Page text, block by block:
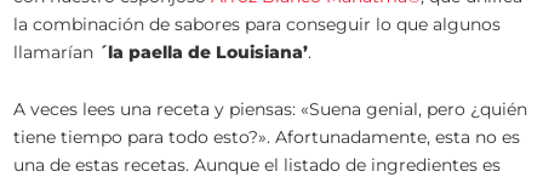
la combinación de sabores para conseguir lo que algunos
llamarían ´la paella de Louisiana’.
A veces lees una receta y piensas: «Suena genial, pero ¿quién
tiene tiempo para todo esto?». Afortunadamente, esta no es
una de estas recetas. Aunque el listado de ingredientes es